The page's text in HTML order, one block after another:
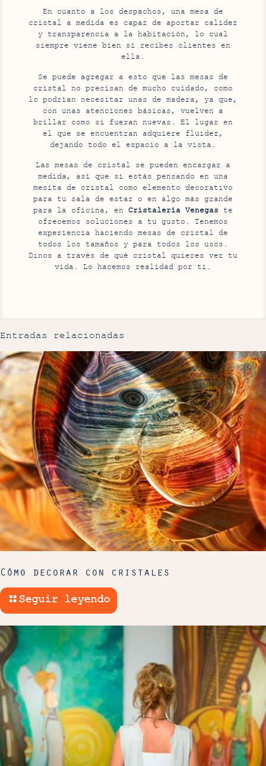
En cuanto a los despachos, una mesa de
cristal a medida es capaz de aportar calidez
y transparencia a la habitación, lo cual
siempre viene bien si recibes clientes en
ella.
Se puede agregar a esto que las mesas de
cristal no precisan de mucho cuidado, como
lo podrían necesitar unas de madera, ya que,
con unas atenciones básicas, vuelven a
brillar como si fueran nuevas. El lugar en
el que se encuentran adquiere fluidez,
dejando todo el espacio a la vista.
Las mesas de cristal se pueden encargar a
medida, así que si estás pensando en una
mesita de cristal como elemento decorativo
para tu sala de estar o en algo más grande
para la oficina, en Cristalería Venegas te
ofrecemos soluciones a tu gusto. Tenemos
experiencia haciendo mesas de cristal de
todos los tamaños y para todos los usos.
Dinos a través de qué cristal quieres ver tu
vida. Lo hacemos realidad por ti.
Entradas relacionadas
Cómo decorar con cristales
Seguir leyendo